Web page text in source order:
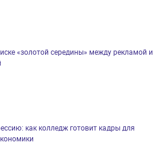
«золотой середины» между рекламой и
как колледж готовит кадры для